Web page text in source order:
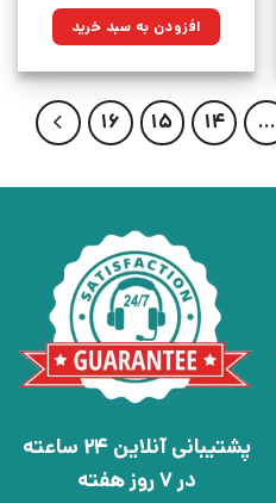
۹۵۰,۰۰۰تومان
بود.
۷۱۷,۲۵۰تومان.افزودن به سبد خرید
…
14
15
16
پشتیبانی آنلاین 24 ساعته
در 7 روز هفته